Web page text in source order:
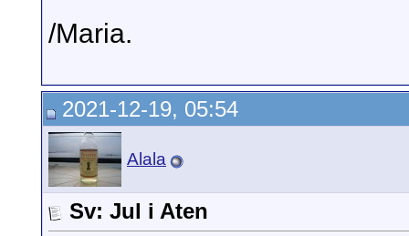
/Maria.
2021-12-19, 05:54
Alala
Sv: Jul i Aten